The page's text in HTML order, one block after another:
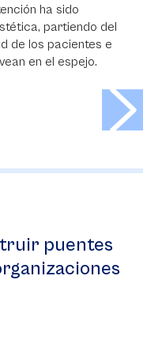
ha sido
partiendo del
de los pacientes e
en el espejo.
puentes